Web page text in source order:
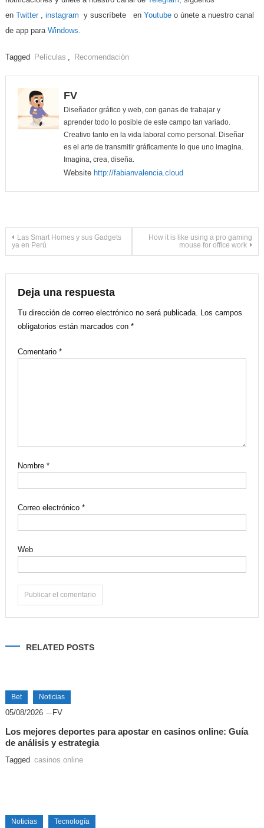
en Twitter, instagram y suscríbete en Youtubeo únete a nuestro canal
de app para Windows.
Tagged Películas , Recomendación
FV
Diseñador gráfico y web, con ganas de trabajar y
aprender todo lo posible de este campo tan variado.
Creativo tanto en la vida laboral como personal. Diseñar
es el arte de transmitir gráficamente lo que uno imagina.
Imagina, crea, diseña.
Website http://fabianvalencia.cloud
Navegación
entradas
Las Smart Homes y sus Gadgets
ya en Perú
How it is like using a pro gaming
mouse for office work
Deja una respuesta
Tu dirección de correo electrónico no será publicada. Los campos
obligatorios están marcados con *
Comentario *
Nombre *
Correo electrónico *
Web
RELATED POSTS
Bet Noticias
05/08/2026 FV
Los mejores deportes para apostar en casinos online: Guía
de análisis y estrategia
Tagged casinos online
Noticias Tecnología